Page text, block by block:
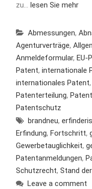
zu… lesen Sie mehr
Abmessungen,
Agenturverträge,
Anmeldeformular, EU-
Patent, internationale
internationales Patent,
Patenterteilung,
Patentschutz
brandneu,
Erfindung, Fortschritt,
Gewerbetauglichkeit,
Patentanmeldungen,
Schutzrecht, Stand
Leave a comment